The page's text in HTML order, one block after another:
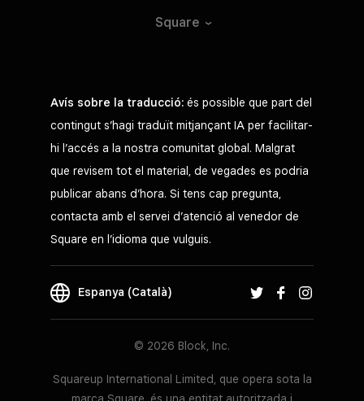
Square
Avís sobre la traducció: és possible que part del
contingut s’hagi traduït mitjançant IA per facilitar-
hi l’accés a la nostra comunitat global. Malgrat
que revisem tot el material, de vegades es podria
publicar abans d’hora. Si tens cap pregunta,
contacta amb el servei d’atenció al venedor de
Square en l’idioma que vulguis.
Espanya (Català)
© 2026 Block, Inc.
Squareup International Limited, que opera sota la